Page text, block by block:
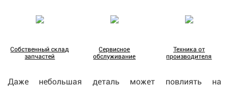
Собственный склад
запчастей
Сервисное
обслуживание
Техника от
производителя
Даже небольшая деталь может повлиять на